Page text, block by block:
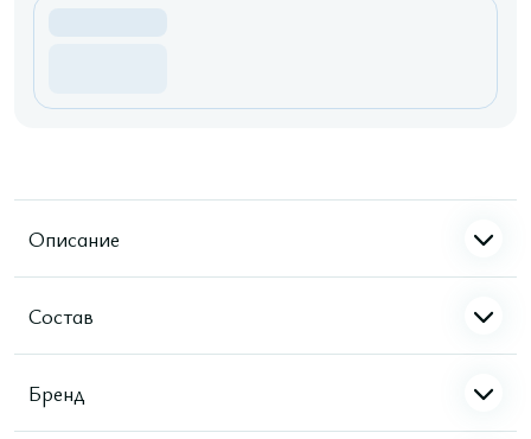
Описание
Состав
Бренд